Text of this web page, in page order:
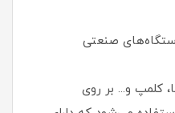
صنعتی
کلمپ و... بر روی